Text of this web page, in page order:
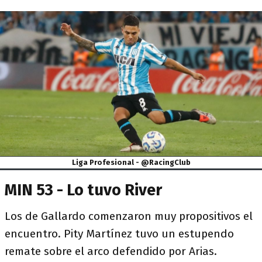
Liga Profesional - @RacingClub
MIN 53 - Lo tuvo River
Los de Gallardo comenzaron muy propositivos el
encuentro. Pity Martínez tuvo un estupendo
remate sobre el arco defendido por Arias.